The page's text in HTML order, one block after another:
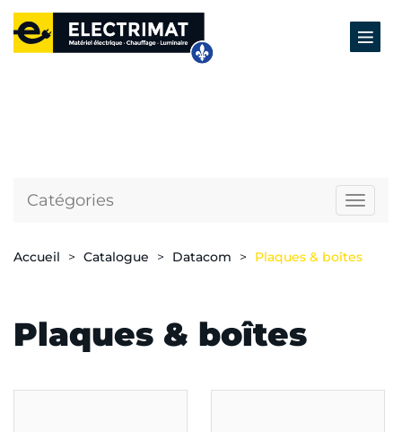
Catégories
Accueil Catalogue Datacom Plaques & boîtes
Plaques & boîtes